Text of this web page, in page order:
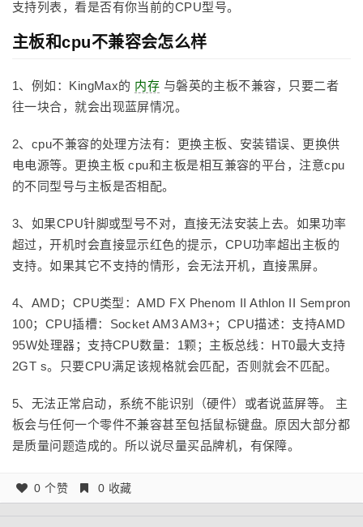
支持列表，看是否有你当前的CPU型号。
主板和cpu不兼容会怎么样
1、例如：KingMax的 内存 与磐英的主板不兼容，只要二者
往一块合，就会出现蓝屏情况。
2、cpu不兼容的处理方法有：更换主板、安装错误、更换供
电电源等。更换主板 cpu和主板是相互兼容的平台，注意cpu
的不同型号与主板是否相配。
3、如果CPU针脚或型号不对，直接无法安装上去。如果功率
超过，开机时会直接显示红色的提示，CPU功率超出主板的
支持。如果其它不支持的情形，会无法开机，直接黑屏。
4、AMD；CPU类型：AMD FX Phenom II Athlon II Sempron
100；CPU插槽：Socket AM3 AM3+；CPU描述：支持AMD
95W处理器；支持CPU数量：1颗；主板总线：HT0最大支持
2GT s。只要CPU满足该规格就会匹配，否则就会不匹配。
5、无法正常启动，系统不能识别（硬件）或者说蓝屏等。 主
板会与任何一个零件不兼容甚至包括鼠标键盘。原因大部分都
是质量问题造成的。所以说尽量买品牌机，有保障。
0 个赞 0 收藏